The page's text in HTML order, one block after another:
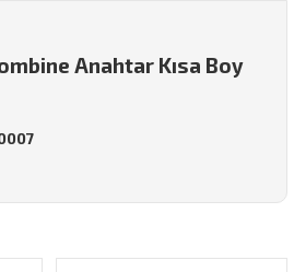
Anahtar Kısa Boy
teşekkür ederiz.